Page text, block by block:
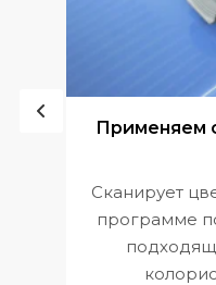
Применяем
Сканирует
программе